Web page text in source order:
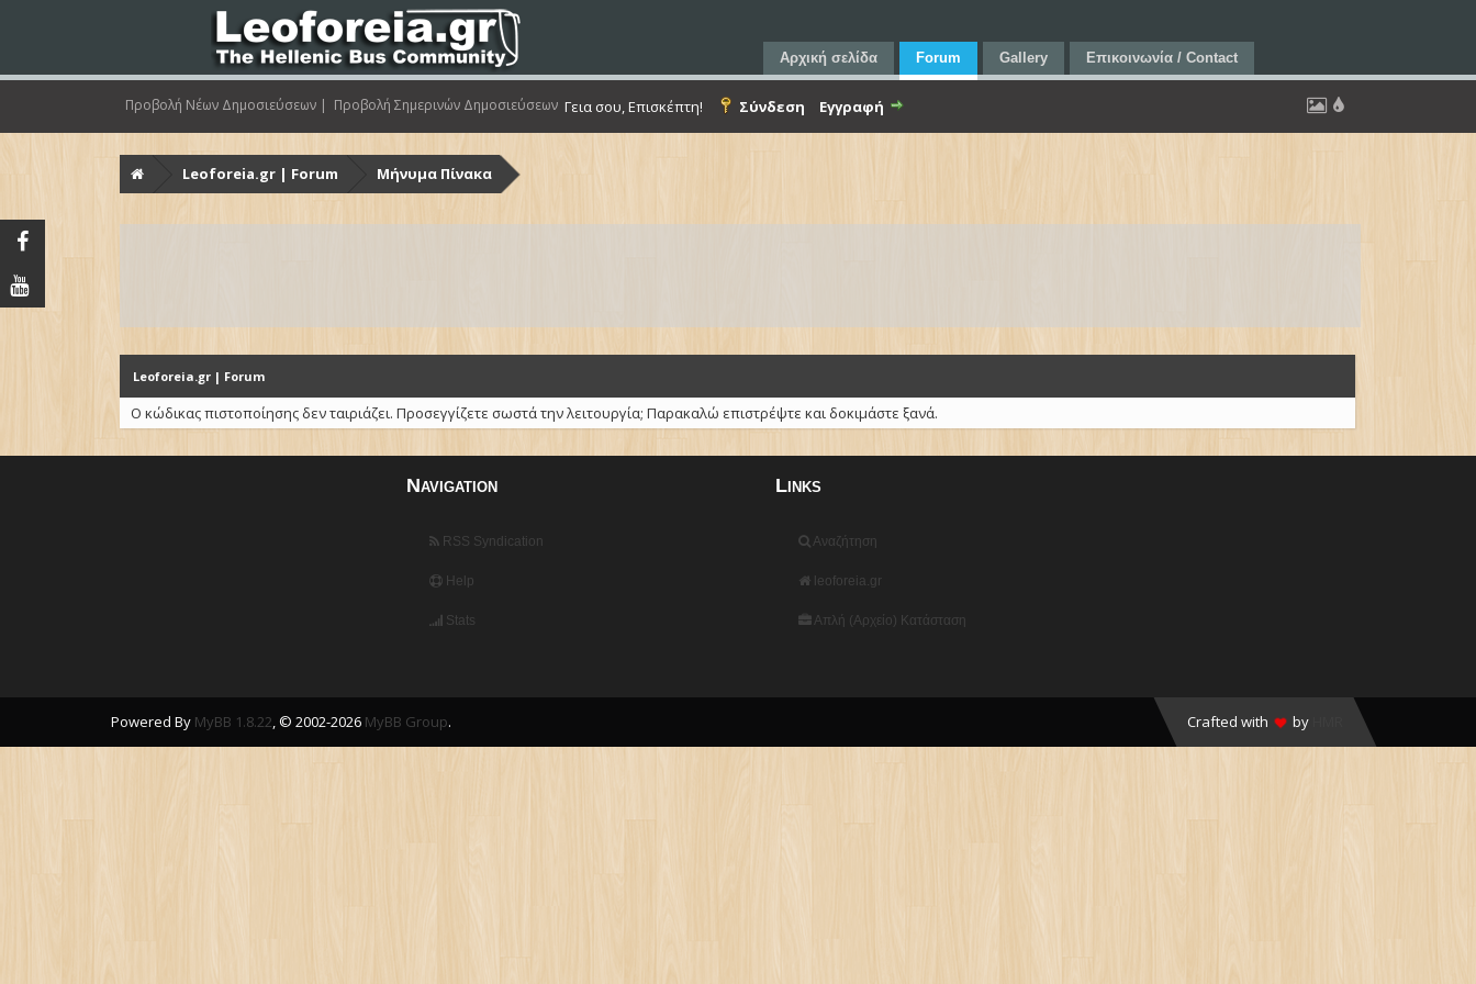
Αρχική σελίδα Forum Gallery Επικοινωνία / Contact
Προβολή Νέων Δημοσιεύσεων | Προβολή Σημερινών Δημοσιεύσεων Γεια σου, Επισκέπτη! Σύνδεση Εγγραφή
Leoforeia.gr | Forum Μήνυμα Πίνακα
Leoforeia.gr | Forum
Ο κώδικας πιστοποίησης δεν ταιριάζει. Προσεγγίζετε σωστά την λειτουργία; Παρακαλώ επιστρέψτε και δοκιμάστε ξανά.
Navigation
RSS Syndication
Help
Stats
Links
Αναζήτηση
leoforeia.gr
Απλή (Αρχείο) Κατάσταση
Powered By MyBB 1.8.22, © 2002-2026 MyBB Group. Crafted with by